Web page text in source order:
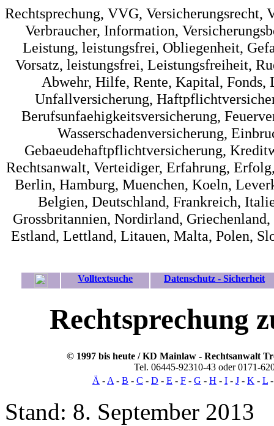
Rechtsprechung, VVG, Versicherungsrecht,
Verbraucher, Information,
Leistung, leistungsfrei, Obliegenheit,
Vorsatz, leistungsfrei, Leistungsfreiheit,
Abwehr, Hilfe, Rente, Kapital, Fonds,
Unfallversicherung,
Berufsunfaehigkeitsversicherung,
Wasserschadenversicherung,
Gebaeudehaftpflichtversicherung,
Rechtsanwalt, Verteidiger, Erfahrung,
Berlin, Hamburg, Muenchen, Koeln,
Belgien, Deutschland, Frankreich,
Grossbritannien, Nordirland,
Estland, Lettland, Litauen, Malta, Polen,
Volltextsuche Datenschutz - Sicherheit
Rechtsprechung
© 1997 bis heute / KD Mainlaw - Rechtsanwalt
Tel. 06445-92310-43 oder 0171-
Ä - A - B - C - D - E - F - G - H - I - J - K - L
Stand: 8. September 2013